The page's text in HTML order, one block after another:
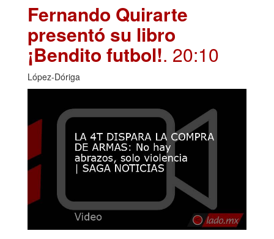
Fernando Quirarte
presentó su libro
¡Bendito futbol!. 20:10
López-Dóriga